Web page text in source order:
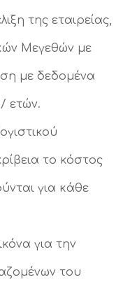
της εταιρείας,
Μεγεθών με
με δεδομένα
ετών.
το κόστος
για κάθε
για την
του